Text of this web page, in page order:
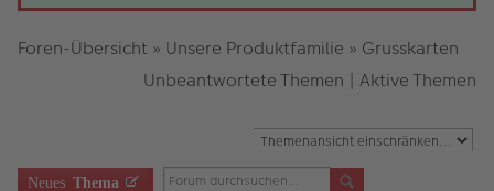
Foren-Übersicht » Unsere Produktfamilie » Grusskarten
Unbeantwortete Themen | Aktive Themen
Neues Thema